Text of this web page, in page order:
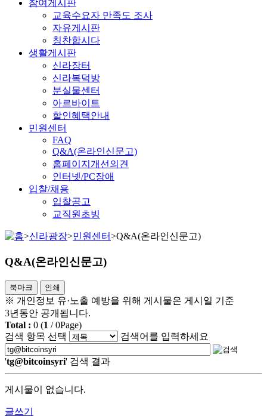
참여게시판
교육수요자 만족도 조사
자유게시판
칭찬합시다
생활게시판
신라장터
신라복덕방
분실물센터
아르바이트
할인혜택안내
민원센터
FAQ
Q&A(온라인신문고)
홈페이지개선의견
인터넷/PC장애
입찰/채용
입찰공고
교직원초빙
>신라광장>민원센터>Q&A(온라인신문고)
Q&A(온라인신문고)
북마크 인쇄
※ 개인정보 유·노출 예방을 위해 게시물은 게시일 기준
3년동안 공개됩니다.
Total : 0 (1 /0Page)
검색 항목 선택
검색어를 입력하세요
'tg@bitcoinsyri' 검색 결과
게시물이 없습니다.
글쓰기